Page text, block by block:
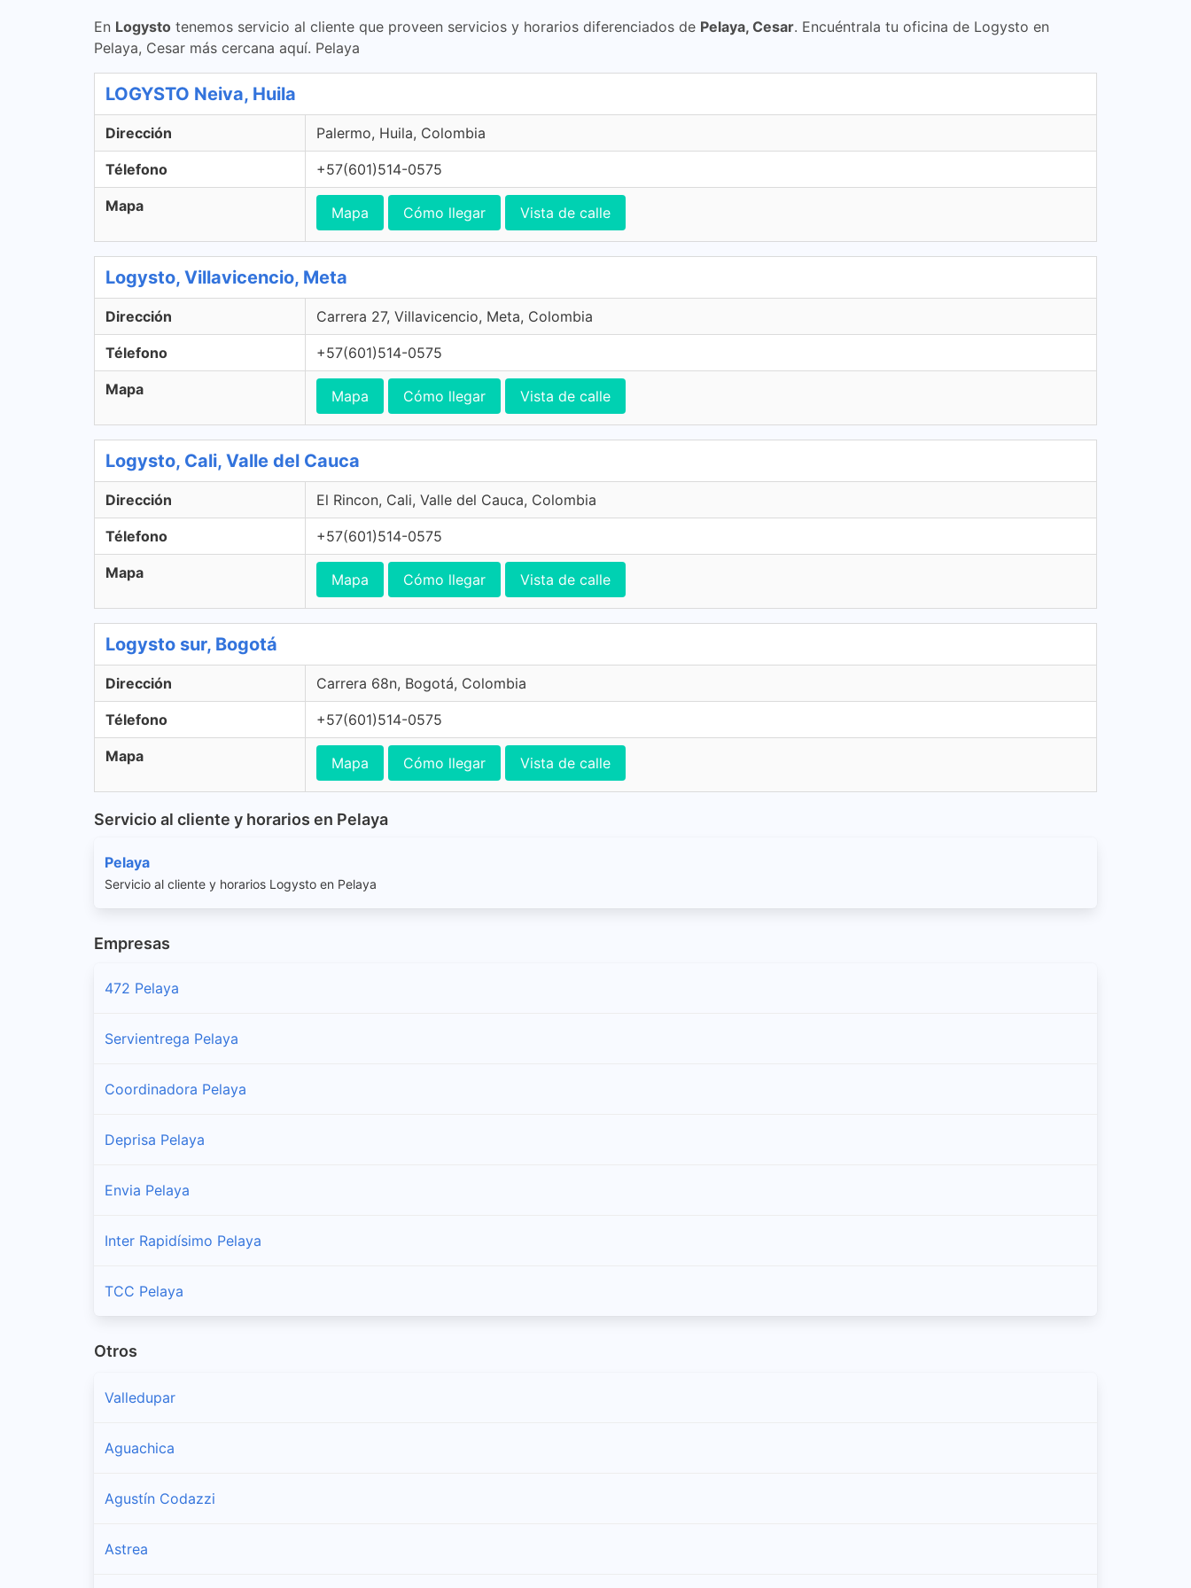
En Logysto tenemos servicio al cliente que proveen servicios y horarios diferenciados de Pelaya, Cesar. Encuéntrala tu oficina de Logysto en
Pelaya, Cesar más cercana aquí. Pelaya
LOGYSTO Neiva, Huila
Dirección Palermo, Huila, Colombia
Télefono +57(601)514-0575
Mapa Mapa Cómo llegar Vista de calle
Logysto, Villavicencio, Meta
Dirección Carrera 27, Villavicencio, Meta, Colombia
Télefono +57(601)514-0575
Mapa Mapa Cómo llegar Vista de calle
Logysto, Cali, Valle del Cauca
Dirección El Rincon, Cali, Valle del Cauca, Colombia
Télefono +57(601)514-0575
Mapa Mapa Cómo llegar Vista de calle
Logysto sur, Bogotá
Dirección Carrera 68n, Bogotá, Colombia
Télefono +57(601)514-0575
Mapa Mapa Cómo llegar Vista de calle
Servicio al cliente y horarios en Pelaya
Pelaya
Servicio al cliente y horarios Logysto en Pelaya
Empresas
472 Pelaya
Servientrega Pelaya
Coordinadora Pelaya
Deprisa Pelaya
Envia Pelaya
Inter Rapidísimo Pelaya
TCC Pelaya
Otros
Valledupar
Aguachica
Agustín Codazzi
Astrea